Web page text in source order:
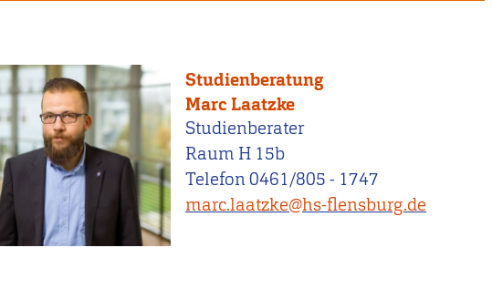
Studienberatung
Marc Laatzke
Studienberater
Raum H 15b
Telefon 0461/805 - 1747
marc.laatzke@hs-flensburg.de